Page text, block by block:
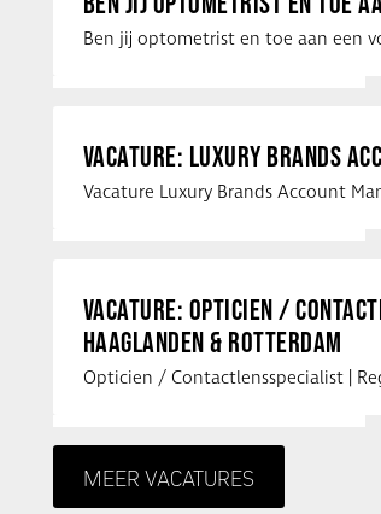
VACATURE: LUXURY BRANDS
VACATURE: OPTICIEN /
HAAGLANDEN & ROTTERDAM
MEER VACATURES